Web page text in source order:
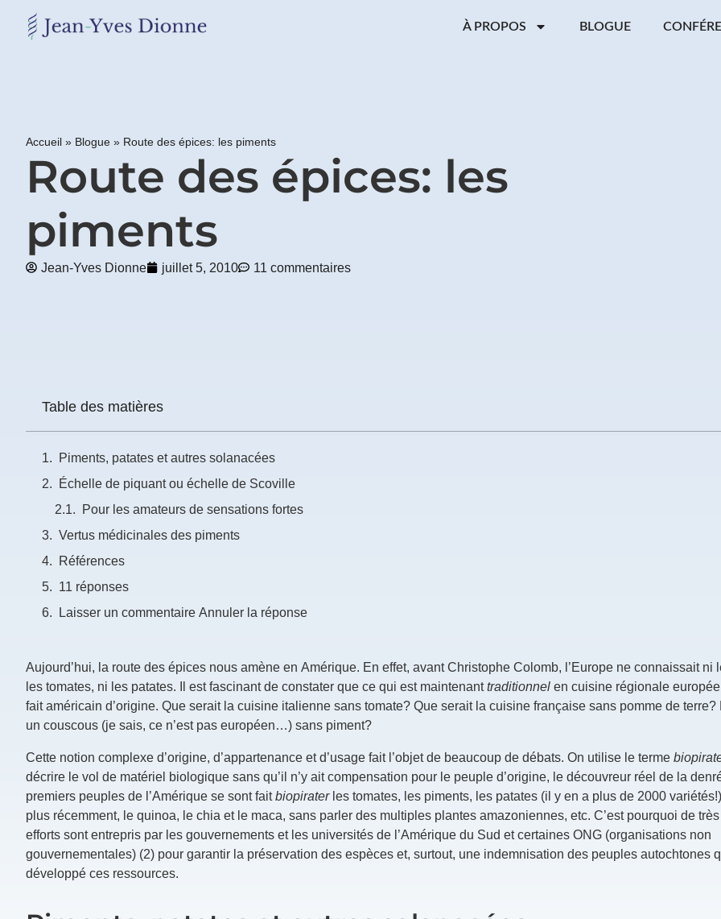
À PROPOS BLOGUE
Accueil » Blogue » Route des épices: les piments
Route des épices: les
piments
Jean-Yves Dionne juillet 5, 2010 11 commentaires
Table des matières
Piments, patates et autres solanacées
Échelle de piquant ou échelle de Scoville
Pour les amateurs de sensations fortes
Vertus médicinales des piments
Références
11 réponses
Laisser un commentaire Annuler la réponse
Aujourd’hui, la route des épices nous amène en Amérique. En effet, avant Christophe Colomb, l’Europe ne connaissait ni
les tomates, ni les patates. Il est fascinant de constater que ce qui est maintenanttraditionnelen cuisine régionale
fait américain d’origine. Que serait la cuisine italienne sans tomate? Que serait la cuisine française sans pomme de terre?
un couscous (je sais, ce n’est pas européen…) sans piment?
Cette notion complexe d’origine, d’appartenance et d’usage fait l’objet de beaucoup de débats. On utilise le terme
décrire le vol de matériel biologique sans qu’il n’y ait compensation pour le peuple d’origine, le découvreur réel de la
premiers peuples de l’Amérique se sont faitbiopiraterles tomates, les piments, les patates (il y en a plus de 2000
plus récemment, le quinoa, le chia et le maca, sans parler des multiples plantes amazoniennes, etc. C’est pourquoi de
efforts sont entrepris par les gouvernements et les universités de l’Amérique du Sud et certaines ONG (organisations non
gouvernementales) (2) pour garantir la préservation des espèces et, surtout, une indemnisation des peuples autochtones
développé ces ressources.
Obtenez
gratuitement
mon
"BONS
GRAS,
MAUVAIS
GRAS"
Prénom
Courriel
vous
désabonner
tout
m'abonne